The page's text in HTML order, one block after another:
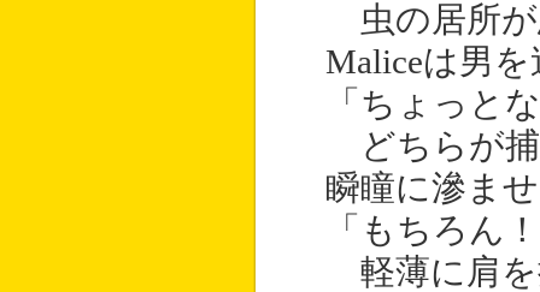
虫の居所が
Maliceは男
「ちょっと
どちらが捕
瞬瞳に滲ま
「もちろん
軽薄に肩を